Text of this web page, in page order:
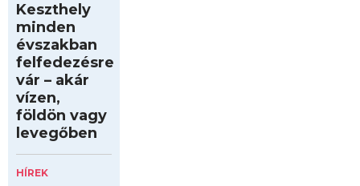
Keszthely
minden
évszakban
felfedezésre
vár – akár
vízen,
földön vagy
levegőben
HÍREK